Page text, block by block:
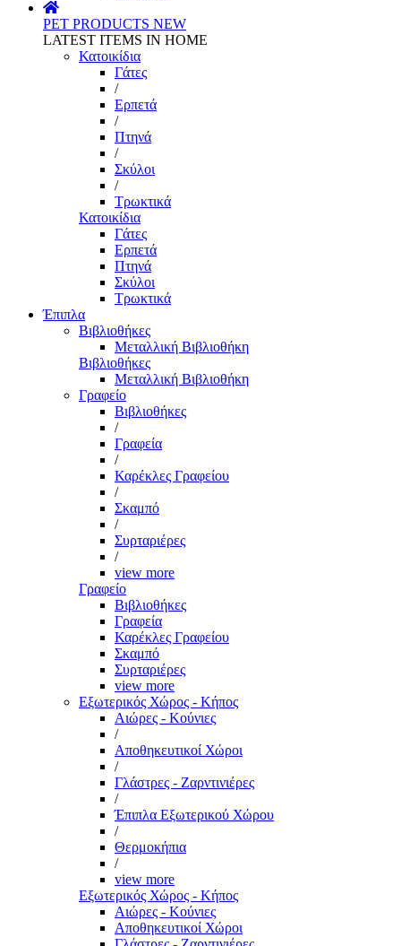
PET PRODUCTS NEW
LATEST ITEMS IN HOME
Κατοικίδια
Γάτες
/
Ερπετά
/
Πτηνά
/
Σκύλοι
/
Τρωκτικά
Κατοικίδια
Γάτες
Ερπετά
Πτηνά
Σκύλοι
Τρωκτικά
Έπιπλα
Βιβλιοθήκες
Μεταλλική Βιβλιοθήκη
Βιβλιοθήκες
Μεταλλική Βιβλιοθήκη
Γραφείο
Βιβλιοθήκες
/
Γραφεία
/
Καρέκλες Γραφείου
/
Σκαμπό
/
Συρταριέρες
/
view more
Γραφείο
Βιβλιοθήκες
Γραφεία
Καρέκλες Γραφείου
Σκαμπό
Συρταριέρες
view more
Εξωτερικός Χώρος - Κήπος
Αιώρες - Κούνιες
/
Αποθηκευτικοί Χώροι
/
Γλάστρες - Ζαρντινιέρες
/
Έπιπλα Εξωτερικού Χώρου
/
Θερμοκήπια
/
view more
Εξωτερικός Χώρος - Κήπος
Αιώρες - Κούνιες
Αποθηκευτικοί Χώροι